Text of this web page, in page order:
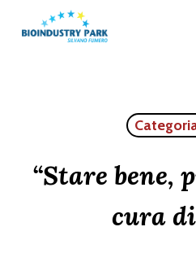
“Stare bene,
cura